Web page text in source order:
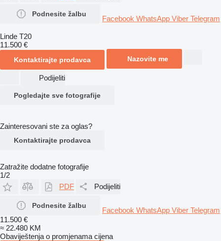
Podnesite žalbu
Facebook WhatsApp Viber Telegram
Linde T20
11.500 €
Kontaktirajte prodavca Nazovite me
Podijeliti
Pogledajte sve fotografije
Zainteresovani ste za oglas?
Kontaktirajte prodavca
Zatražite dodatne fotografije
1/2
PDF
Podijeliti
Podnesite žalbu
Facebook WhatsApp Viber Telegram
11.500 €
≈ 22.480 KM
Obaviještenja o promjenama cijena